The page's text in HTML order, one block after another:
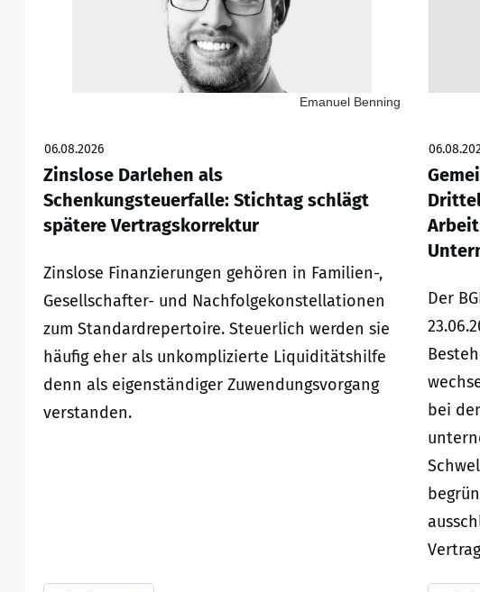
Emanuel Benning
06.08.2026
Zinslose Darlehen als
Schenkungsteuerfalle: Stichtag schlägt
spätere Vertragskorrektur
Zinslose Finanzierungen gehören in Familien-,
Gesellschafter- und Nachfolgekonstellationen
zum Standardrepertoire. Steuerlich werden sie
häufig eher als unkomplizierte Liquiditätshilfe
denn als eigenständiger Zuwendungsvorgang
verstanden.
Der
bei